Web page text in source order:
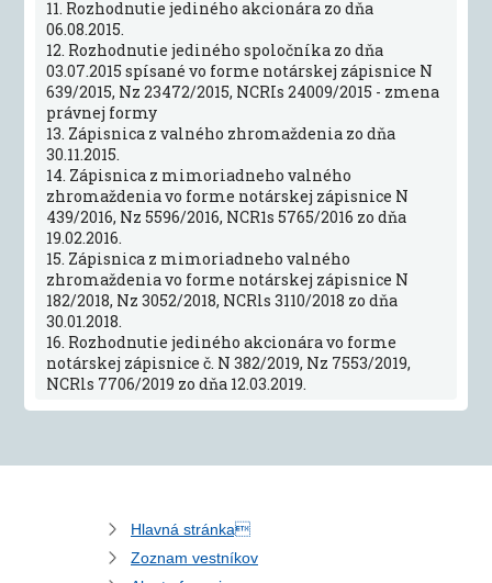
11. Rozhodnutie jediného akcionára zo dňa
06.08.2015.
12. Rozhodnutie jediného spoločníka zo dňa
03.07.2015 spísané vo forme notárskej zápisnice N
639/2015, Nz 23472/2015, NCRIs 24009/2015 - zmena
právnej formy
13. Zápisnica z valného zhromaždenia zo dňa
30.11.2015.
14. Zápisnica z mimoriadneho valného
zhromaždenia vo forme notárskej zápisnice N
439/2016, Nz 5596/2016, NCR1s 5765/2016 zo dňa
19.02.2016.
15. Zápisnica z mimoriadneho valného
zhromaždenia vo forme notárskej zápisnice N
182/2018, Nz 3052/2018, NCRls 3110/2018 zo dňa
30.01.2018.
16. Rozhodnutie jediného akcionára vo forme
notárskej zápisnice č. N 382/2019, Nz 7553/2019,
NCRls 7706/2019 zo dňa 12.03.2019.
Hlavná stránka
Zoznam vestníkov